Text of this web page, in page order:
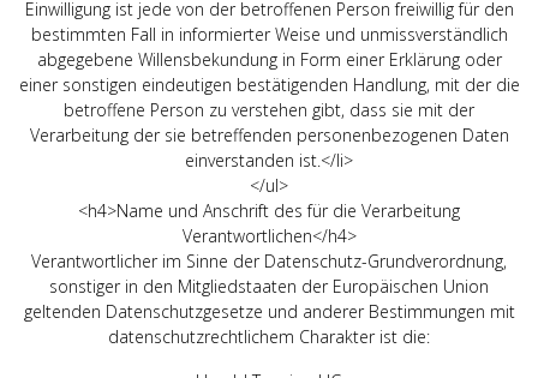
Einwilligung ist jede von der betroffenen Person freiwillig für den
bestimmten Fall in informierter Weise und unmissverständlich
abgegebene Willensbekundung in Form einer Erklärung oder
einer sonstigen eindeutigen bestätigenden Handlung, mit der die
betroffene Person zu verstehen gibt, dass sie mit der
Verarbeitung der sie betreffenden personenbezogenen Daten
einverstanden ist.</li>
</ul>
<h4>Name und Anschrift des für die Verarbeitung
Verantwortlichen</h4>
Verantwortlicher im Sinne der Datenschutz-Grundverordnung,
sonstiger in den Mitgliedstaaten der Europäischen Union
geltenden Datenschutzgesetze und anderer Bestimmungen mit
datenschutzrechtlichem Charakter ist die: